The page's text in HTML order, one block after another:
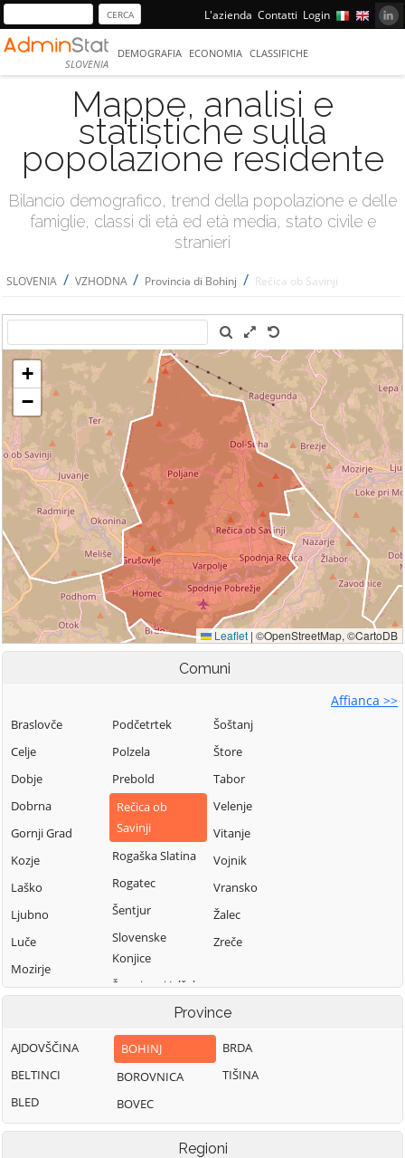
L'azienda Contatti Login
SLOVENIA
DEMOGRAFIA ECONOMIA CLASSIFICHE
Mappe, analisi e
statistiche sulla
popolazione residente
Bilancio demografico, trend della popolazione e delle
famiglie, classi di età ed età media, stato civile e
stranieri
SLOVENIA / VZHODNA / Provincia di Bohinj / Rečica ob Savinji
Comuni
Affianca >>
Braslovče
Celje
Dobje
Dobrna
Gornji Grad
Kozje
Laško
Ljubno
Luče
Mozirje
Nazarje
Podčetrtek
Polzela
Prebold
Rečica ob
Savinji
Rogaška Slatina
Rogatec
Šentjur
Slovenske
Konjice
Šmarje pri Jelšah
Šmartno ob Paki
Solčava
Šoštanj
Štore
Tabor
Velenje
Vitanje
Vojnik
Vransko
Žalec
Zreče
Province
AJDOVŠČINA
BELTINCI
BLED
BOHINJ
BOROVNICA
BOVEC
BRDA
TIŠINA
Regioni